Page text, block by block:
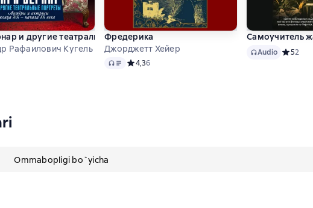
первооснов. Круги существования сознания. Формирование
и другие театральные портреты. Актеры и актрисы конца XIX –
Рафаилович Кугель
рейтинг 5 на основе 1 оценок
Фредерика
Джорджетт Хейер
Audio Средний рейтинг 4,3 на основе 6 оценок
4,36
Самоучитель
AudioAudio 52
Ommabopligi bo`yicha